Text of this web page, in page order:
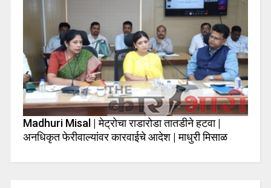
Madhuri Misal | मेट्रोचा राडारोडा तातडीने हटवा |
अनधिकृत फेरीवाल्यांवर कारवाईचे आदेश | माधुरी मिसाळ